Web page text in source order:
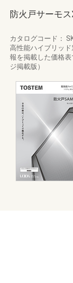
防火戸サーモ
カタログコード：
高性能ハイブリッ
報を掲載した価格
ジ掲載版）